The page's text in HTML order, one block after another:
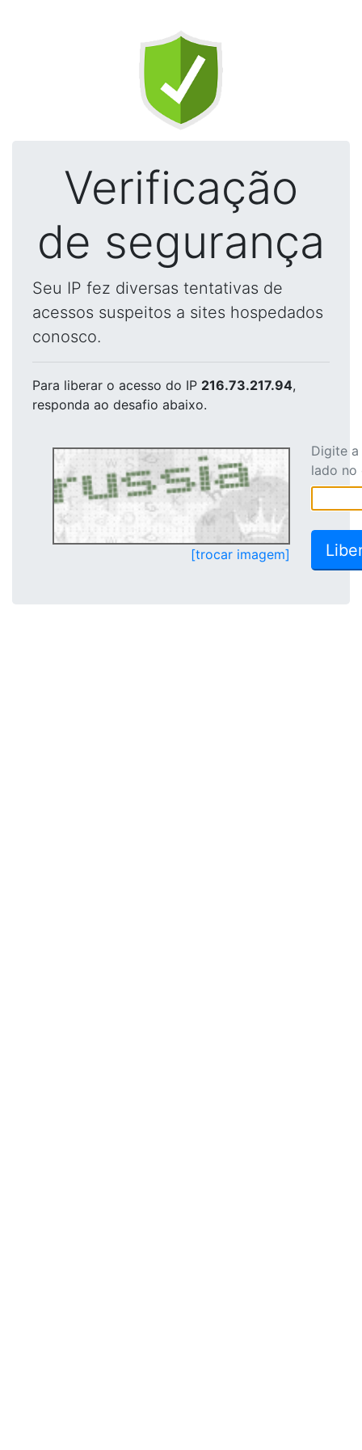
Verificação
de segurança
Seu IP fez diversas tentativas de
acessos suspeitos a sites hospedados
conosco.
Para liberar o acesso do IP 216.73.217.94,
responda ao desafio abaixo.
[trocar imagem]
Digite
lado no